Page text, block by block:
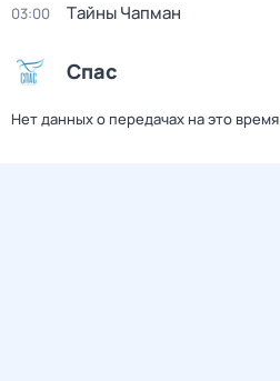
03:00 Тaйны Чапман
Спас
Нет данных о передачах на это время